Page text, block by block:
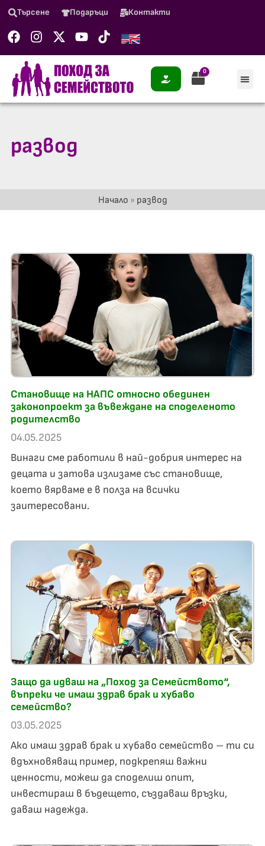
Търсене Подаръци Контакти
0
развод
Начало » развод
Становище на НАПС относно обединен
законoпроект за въвеждане на споделеното
родителство
04.05.2025
Винаги сме работили в най-добрия интерес на
децата и затова излизаме със становище,
което вярваме е в полза на всички
заитересовани.
Защо да идваш на „Поход за Семейството“,
въпреки че имаш здрав брак и хубаво
семейство?
03.05.2025
Ако имаш здрав брак и хубаво семейство – ти си
вдъхновяващ пример, подкрепяш важни
ценности, можеш да споделиш опит,
инвестираш в бъдещето, създаваш връзки,
даваш надежда.